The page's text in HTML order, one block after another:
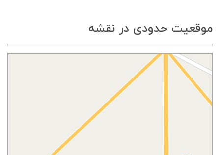
موقعیت حدودی در نقشه